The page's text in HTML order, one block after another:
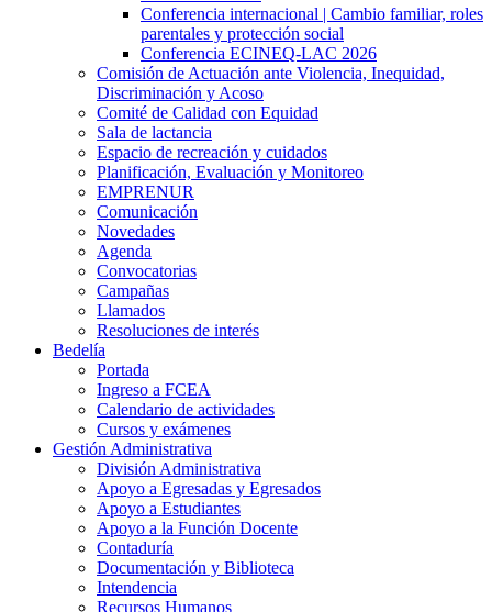
Conferencia internacional | Cambio familiar, roles
parentales y protección social
Conferencia ECINEQ-LAC 2026
Comisión de Actuación ante Violencia, Inequidad,
Discriminación y Acoso
Comité de Calidad con Equidad
Sala de lactancia
Espacio de recreación y cuidados
Planificación, Evaluación y Monitoreo
EMPRENUR
Comunicación
Novedades
Agenda
Convocatorias
Campañas
Llamados
Resoluciones de interés
Bedelía
Portada
Ingreso a FCEA
Calendario de actividades
Cursos y exámenes
Gestión Administrativa
División Administrativa
Apoyo a Egresadas y Egresados
Apoyo a Estudiantes
Apoyo a la Función Docente
Contaduría
Documentación y Biblioteca
Intendencia
Recursos Humanos